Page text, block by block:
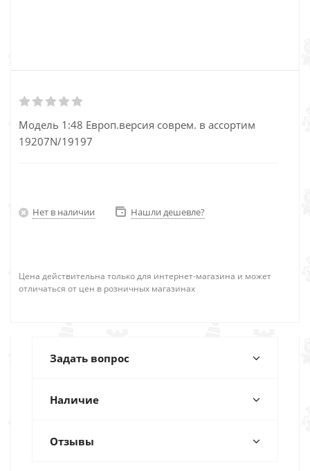
Модель 1:48 Европ.версия соврем. в ассортим
19207N/19197
Нет в наличии Нашли дешевле?
Цена действительна только для интернет-магазина и может
отличаться от цен в розничных магазинах
Задать вопрос
Наличие
Отзывы